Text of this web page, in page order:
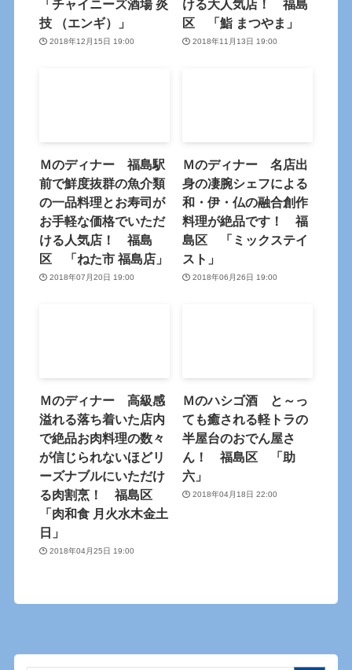
「チャイニーズ酒場 炎
技 （エンギ）」
2018年12月15日 19:00
ける大人気店！ 福島
区 「鮨 まつやま」
2018年11月13日 19:00
Ｍのディナー 福島駅
前で鮮度抜群の魚介類
の一品料理とお寿司が
お手軽な価格でいただ
ける人気店！ 福島
区 「ねた市 福島店」
2018年07月20日 19:00
Ｍのディナー 名店出
身の凄腕シェフによる
和・伊・仏の融合創作
料理が絶品です！ 福
島区 「ミックステイ
スト」
2018年06月26日 19:00
Ｍのディナー 高級感
溢れる落ち着いた店内
で絶品お肉料理の数々
が信じられないほどリ
ーズナブルにいただけ
る肉割烹！ 福島区
「肉和食 月火水木金土
日」
2018年04月25日 19:00
Ｍのハシゴ酒 と～っ
ても癒される軽トラの
半屋台のおでん屋さ
ん！ 福島区 「助
六」
2018年04月18日 22:00